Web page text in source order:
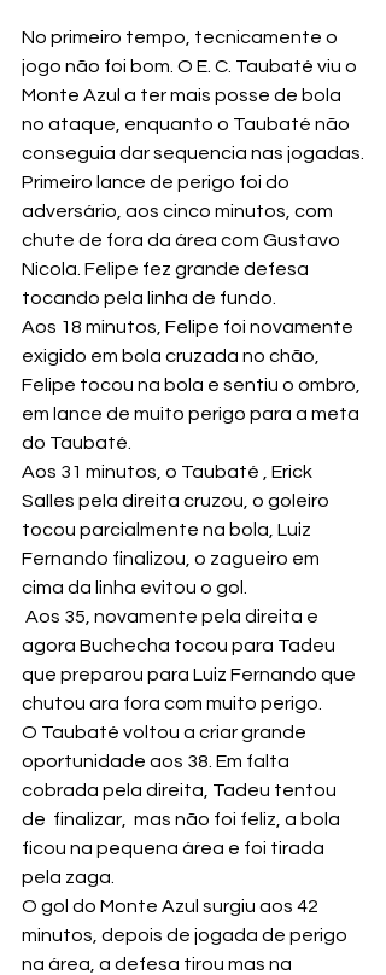
No primeiro tempo, tecnicamente o
jogo não foi bom. O E. C. Taubaté viu o
Monte Azul a ter mais posse de bola
no ataque, enquanto o Taubaté não
conseguia dar sequencia nas jogadas.
Primeiro lance de perigo foi do
adversário, aos cinco minutos, com
chute de fora da área com Gustavo
Nicola. Felipe fez grande defesa
tocando pela linha de fundo.
Aos 18 minutos, Felipe foi novamente
exigido em bola cruzada no chão,
Felipe tocou na bola e sentiu o ombro,
em lance de muito perigo para a meta
do Taubaté.
Aos 31 minutos, o Taubaté , Erick
Salles pela direita cruzou, o goleiro
tocou parcialmente na bola, Luiz
Fernando finalizou, o zagueiro em
cima da linha evitou o gol.
Aos 35, novamente pela direita e
agora Buchecha tocou para Tadeu
que preparou para Luiz Fernando que
chutou ara fora com muito perigo.
O Taubaté voltou a criar grande
oportunidade aos 38. Em falta
cobrada pela direita, Tadeu tentou
de  finalizar,  mas não foi feliz, a bola
ficou na pequena área e foi tirada
pela zaga.
O gol do Monte Azul surgiu aos 42
minutos, depois de jogada de perigo
na área, a defesa tirou mas na